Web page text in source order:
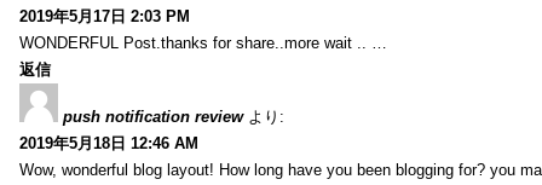
2019年5月17日 2:03 PM
WONDERFUL Post.thanks for share..more wait .. …
返信
push notification review より:
2019年5月18日 12:46 AM
Wow, wonderful blog layout! How long have you been blogging for? you